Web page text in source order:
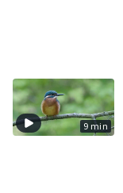
9 min